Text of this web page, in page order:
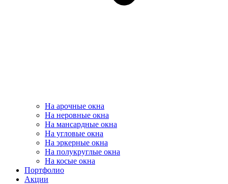
На арочные окна
На неровные окна
На мансардные окна
На угловые окна
На эркерные окна
На полукруглые окна
На косые окна
Портфолио
Акции